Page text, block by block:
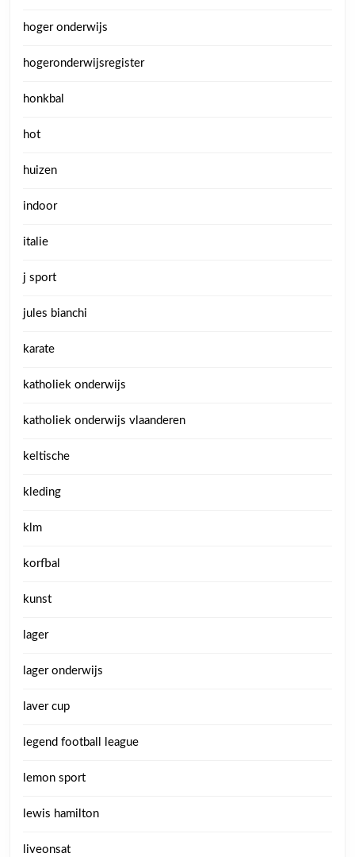
hoger onderwijs
hogeronderwijsregister
honkbal
hot
huizen
indoor
italie
j sport
jules bianchi
karate
katholiek onderwijs
katholiek onderwijs vlaanderen
keltische
kleding
klm
korfbal
kunst
lager
lager onderwijs
laver cup
legend football league
lemon sport
lewis hamilton
liveonsat